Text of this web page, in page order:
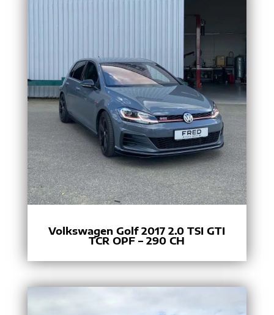
Volkswagen Golf 2017 2.0 TSI GTI
TCR OPF – 290 CH